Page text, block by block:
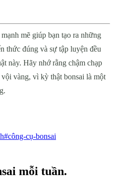
mẽ giúp bạn tạo ra những
thức đúng và sự tập luyện đều
này. Hãy nhớ rằng chậm chạp
vàng, vì kỳ thật bonsai là một
#công-cụ-bonsai
mỗi tuần.